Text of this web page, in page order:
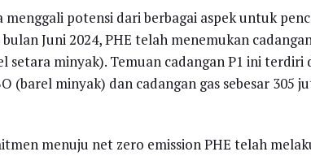
menggali potensi dari berbagai aspek untuk
Juni 2024, PHE telah menemukan
setara minyak). Temuan cadangan P1 ini
(barel minyak) dan cadangan gas sebesar 305
menuju net zero emission PHE telah